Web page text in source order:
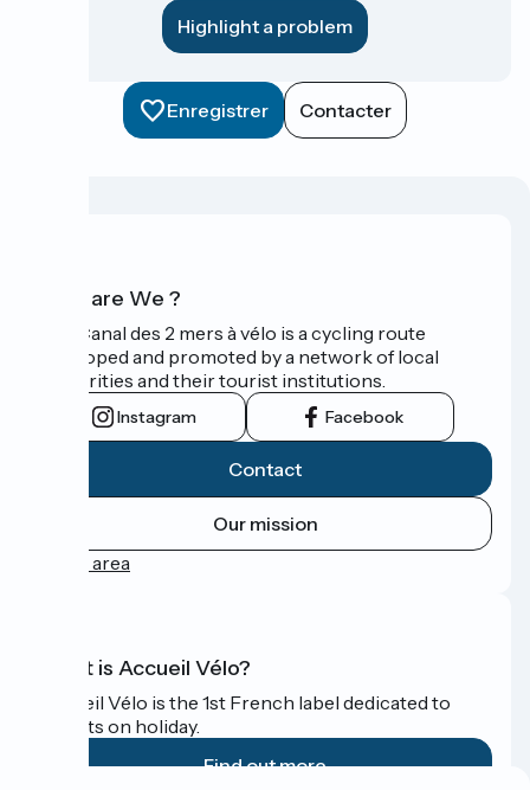
Highlight a problem
Enregistrer Contacter
Who are We ?
The Canal des 2 mers à vélo is a cycling route
developed and promoted by a network of local
authorities and their tourist institutions.
Instagram Facebook
Contact
Our mission
Press area
What is Accueil Vélo?
Accueil Vélo is the 1st French label dedicated to
cyclists on holiday.
Find out more